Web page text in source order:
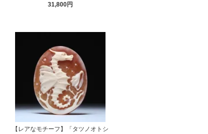
31,800円
【レアなモチーフ】「タツノオトシ